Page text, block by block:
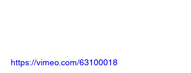
https://vimeo.com/63100018